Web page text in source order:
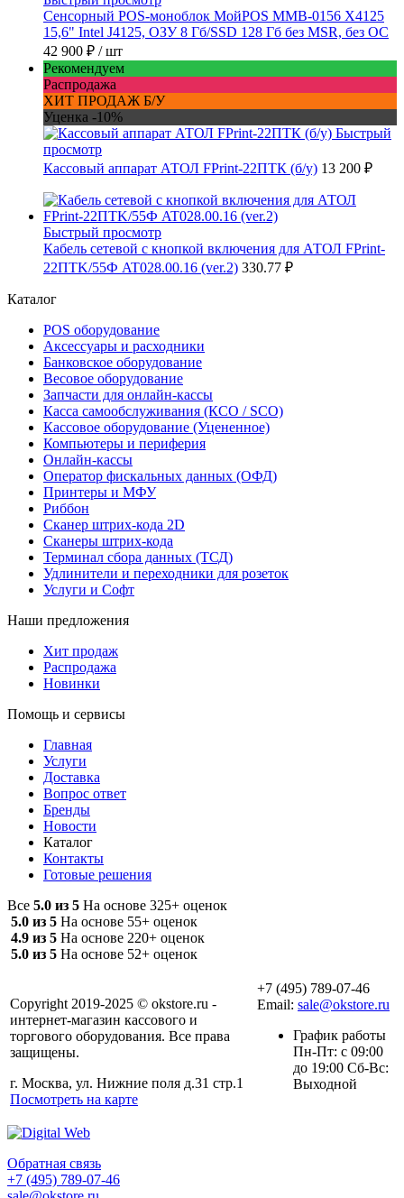
Сенсорный POS-моноблок МойPOS MMB-0156 X4125
15,6" Intel J4125, ОЗУ 8 Гб/SSD 128 Гб без MSR, без ОС
42 900 ₽ / шт
Рекомендуем
Распродажа
ХИТ ПРОДАЖ Б/У
Уценка -10%
Быстрый
просмотр
Кассовый аппарат АТОЛ FPrint-22ПТК (б/у) 13 200 ₽
Быстрый просмотр
Кабель сетевой с кнопкой включения для АТОЛ FPrint-
22ПТK/55Ф AT028.00.16 (ver.2) 330.77 ₽
Каталог
POS оборудование
Аксессуары и расходники
Банковское оборудование
Весовое оборудование
Запчасти для онлайн-кассы
Касса самообслуживания (КСО / SCO)
Кассовое оборудование (Уцененное)
Компьютеры и периферия
Онлайн-кассы
Оператор фискальных данных (ОФД)
Принтеры и МФУ
Риббон
Сканер штрих-кода 2D
Сканеры штрих-кода
Терминал сбора данных (ТСД)
Удлинители и переходники для розеток
Услуги и Софт
Наши предложения
Хит продаж
Распродажа
Новинки
Помощь и сервисы
Главная
Услуги
Доставка
Вопрос ответ
Бренды
Новости
Каталог
Контакты
Готовые решения
Все 5.0 из 5 На основе 325+ оценок
5.0 из 5 На основе 55+ оценок
4.9 из 5 На основе 220+ оценок
5.0 из 5 На основе 52+ оценок
Copyright 2019-2025 © okstore.ru -
интернет-магазин кассового и
торгового оборудования. Все права
защищены.
г. Москва, ул. Нижние поля д.31 стр.1
Посмотреть на карте
+7 (495) 789-07-46
Email: sale@okstore.ru
График работы
Пн-Пт: с 09:00
до 19:00 Сб-Вс:
Выходной
Обратная связь
+7 (495) 789-07-46